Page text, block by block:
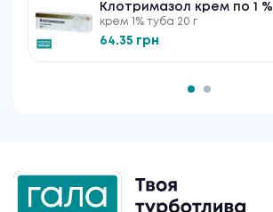
Клотримазол крем по 1 %
крем 1% туба 20 г
64.35 грн